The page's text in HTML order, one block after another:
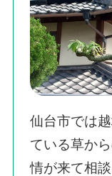
仙台市では
ている草か
情が来て相